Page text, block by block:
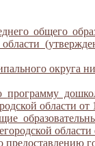
общего
округа
программу
области